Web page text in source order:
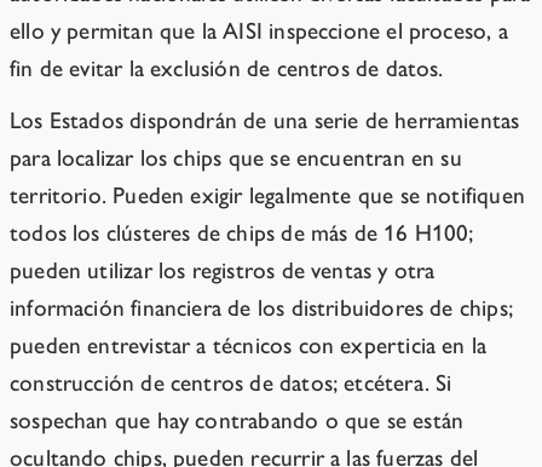
ello y permitan que la AISI inspeccione el proceso, a
fin de evitar la exclusión de centros de datos.
Los Estados dispondrán de una serie de herramientas
para localizar los chips que se encuentran en su
territorio. Pueden exigir legalmente que se notifiquen
todos los clústeres de chips de más de 16 H100;
pueden utilizar los registros de ventas y otra
información financiera de los distribuidores de chips;
pueden entrevistar a técnicos con experticia en la
construcción de centros de datos; etcétera. Si
sospechan que hay contrabando o que se están
ocultando chips, pueden recurrir a las fuerzas del